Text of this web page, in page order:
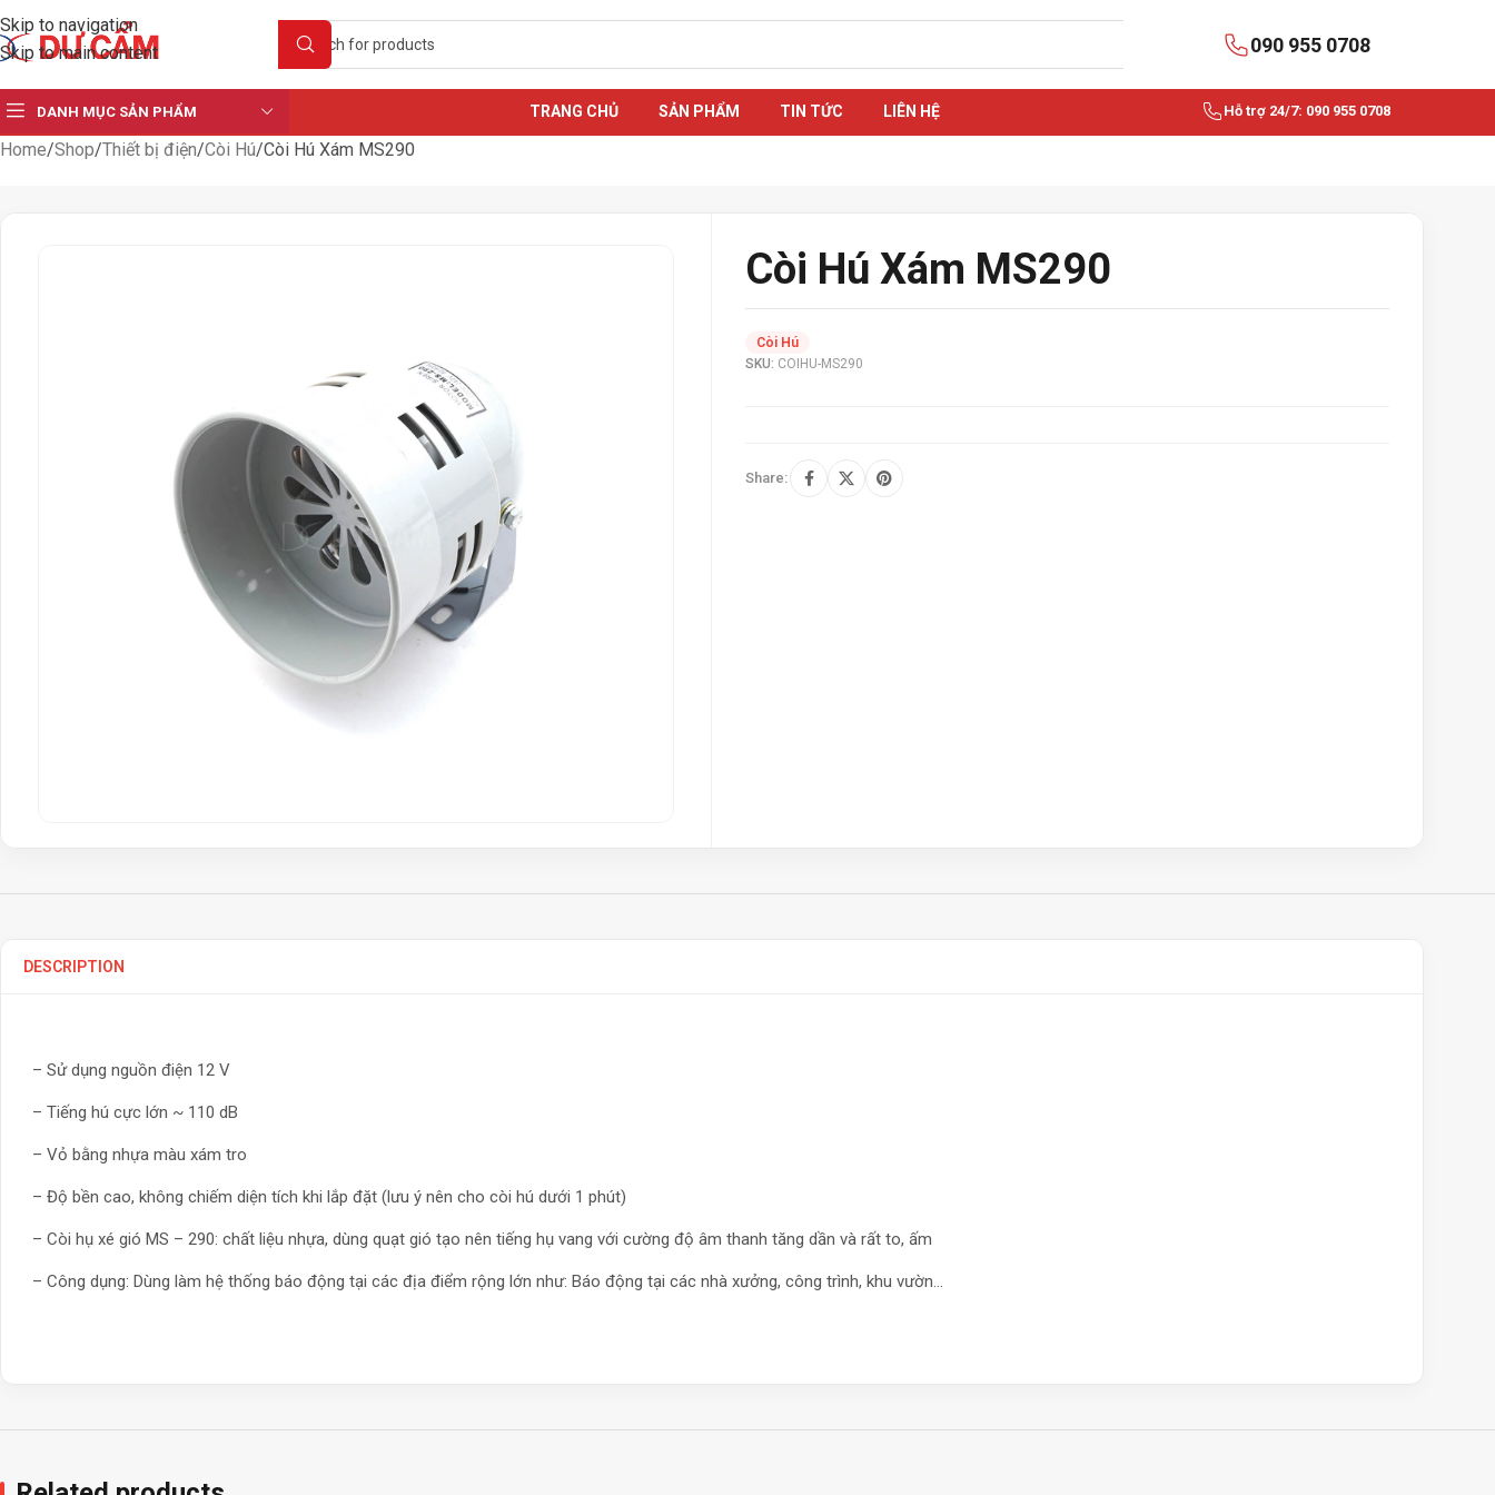
Skip to navigation
Skip to main content
090 955 0708
DANH MỤC SẢN PHẨM TRANG CHỦ SẢN PHẨM TIN TỨC LIÊN HỆ Hỗ trợ 24/7: 090 955 0708
Home Shop Thiết bị điện Còi Hú Còi Hú Xám MS290
Còi Hú Xám MS290
SKU: COIHU-MS290
Còi Hú
Share:
DESCRIPTION
– Sử dụng nguồn điện 12 V
– Tiếng hú cực lớn ~ 110 dB
– Vỏ bằng nhựa màu xám tro
– Độ bền cao, không chiếm diện tích khi lắp đặt (lưu ý nên cho còi hú dưới 1 phút)
– Còi hụ xé gió MS – 290: chất liệu nhựa, dùng quạt gió tạo nên tiếng hụ vang với cường độ âm thanh tăng dần và rất to, ấm
– Công dụng: Dùng làm hệ thống báo động tại các địa điểm rộng lớn như: Báo động tại các nhà xưởng, công trình, khu vườn…